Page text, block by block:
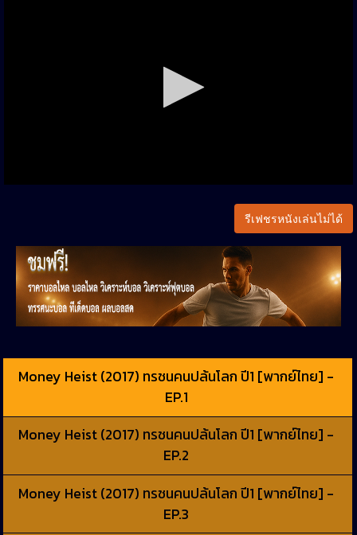
รีเฟชรหนังเล่นไม่ได้
Money Heist (2017) ทรชนคนปล้นโลก ปี1 [พากย์ไทย] -
EP.1
Money Heist (2017) ทรชนคนปล้นโลก ปี1 [พากย์ไทย] -
EP.2
Money Heist (2017) ทรชนคนปล้นโลก ปี1 [พากย์ไทย] -
EP.3